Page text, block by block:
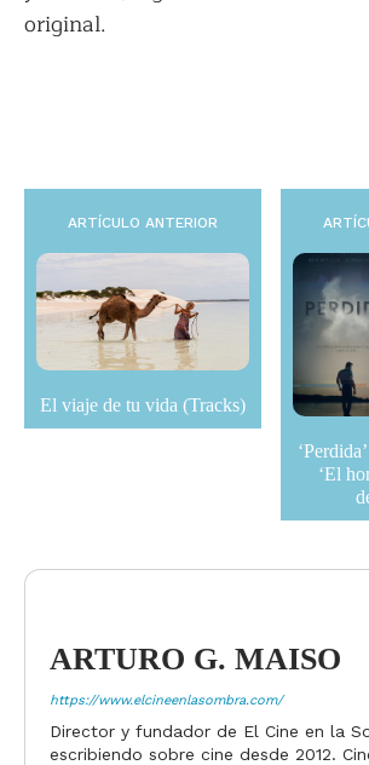
original.
ARTÍCULO ANTERIOR
El viaje de tu vida (Tracks)
‘El
ARTURO G. MAISO
https://www.elcineenlasombra.com/
Director y fundador de El Cine en la
escribiendo sobre cine desde 2012.